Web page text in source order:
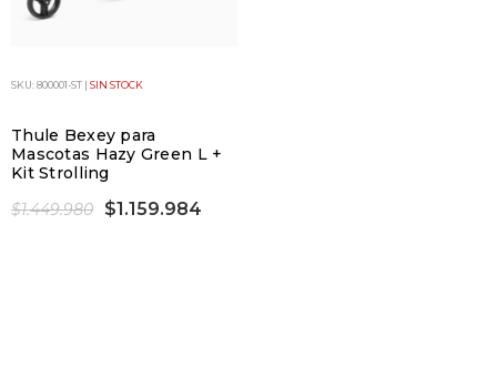
SKU: 800001-ST | SIN STOCK
Thule Bexey para
Mascotas Hazy Green L +
Kit Strolling
$1.449.980
$1.159.984